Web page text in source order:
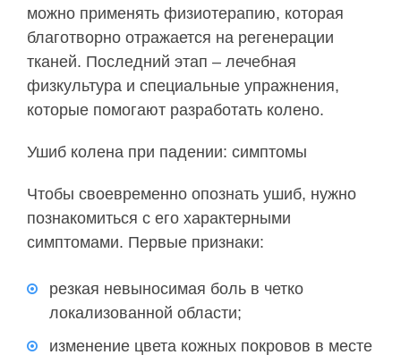
можно применять физиотерапию, которая
благотворно отражается на регенерации
тканей. Последний этап – лечебная
физкультура и специальные упражнения,
которые помогают разработать колено.
Ушиб колена при падении: симптомы
Чтобы своевременно опознать ушиб, нужно
познакомиться с его характерными
симптомами. Первые признаки:
резкая невыносимая боль в четко
локализованной области;
изменение цвета кожных покровов в месте